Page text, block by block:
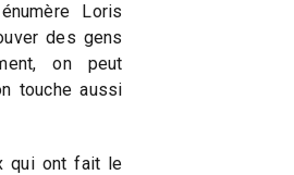
Loris
des gens
on peut
touche aussi
qui ont fait le